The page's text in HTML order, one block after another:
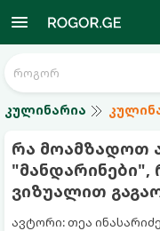
კულინარია
რა მოამზადოთ
ვიზუალით
ავტორი: თეა ინასარიძე